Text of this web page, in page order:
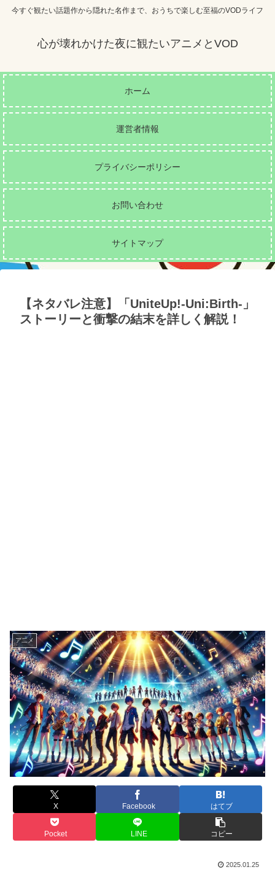
今すぐ観たい話題作から隠れた名作まで、おうちで楽しむ至福のVODライフ
心が壊れかけた夜に観たいアニメとVOD
ホーム
運営者情報
プライバシーポリシー
お問い合わせ
サイトマップ
【ネタバレ注意】「UniteUp!-Uni:Birth-」
ストーリーと衝撃の結末を詳しく解説！
ア二メ
X Facebook はてブ
Pocket LINE コピー
2025.01.25